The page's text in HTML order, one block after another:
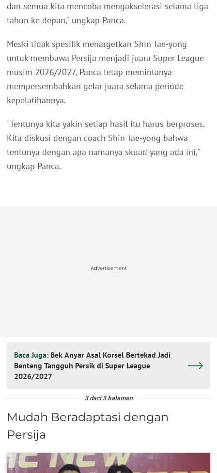
dan semua kita mencoba mengakselerasi selama tiga
tahun ke depan," ungkap Panca.
Meski tidak spesifik menargetkan Shin Tae-yong
untuk membawa Persija menjadi juara Super League
musim 2026/2027, Panca tetap memintanya
mempersembahkan gelar juara selama periode
kepelatihannya.
"Tentunya kita yakin setiap hasil itu harus berproses.
Kita diskusi dengan coach Shin Tae-yong bahwa
tentunya dengan apa namanya skuad yang ada ini,"
ungkap Panca.
Advertisement
Baca Juga: Bek Anyar Asal Korsel Bertekad Jadi
Benteng Tangguh Persik di Super League
2026/2027
3 dari 3 halaman
Mudah Beradaptasi dengan
Persija